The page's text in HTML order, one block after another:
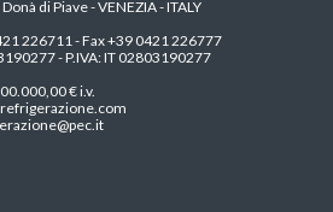
di Piave - VENEZIA - ITALY
226711 - Fax +39 0421 226777
- P.IVA: IT 02803190277
€ i.v.